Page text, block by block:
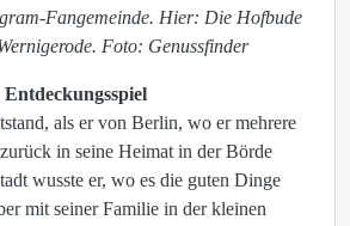
Fangemeinde. Hier: Die Hofbude
Foto: Genussfinder
als er von Berlin, wo er mehrere
in seine Heimat in der Börde
wusste er, wo es die guten Dinge
mit seiner Familie in der kleinen